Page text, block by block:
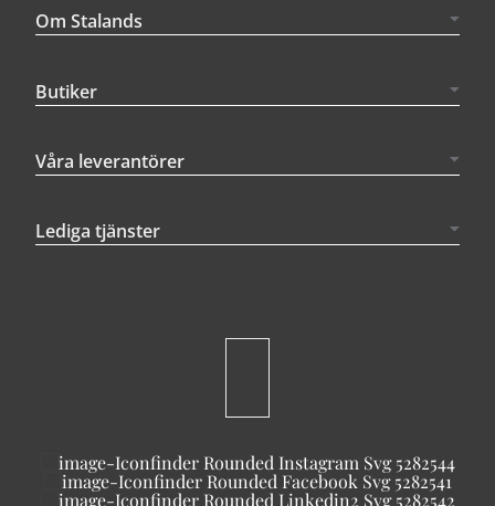
Om Stalands
Butiker
Våra leverantörer
Lediga tjänster